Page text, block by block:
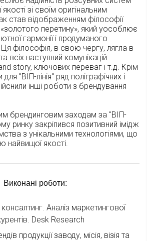
якості зі своїм оригінальним
став відображенням філософії
перетину», який уособлює
гармонії і продуманого
філософія, в свою чергу, лягла в
всіх наступний комунікацій:
story, ключових переваг і т.д. Крім
"ВІП-лінія" ряд поліграфічних і
інші роботи з брендування
брендинговим заходам за "ВІП-
ринку закріпився позитивний імідж
з унікальними технологіями, що
найвищої якості.
Виконані роботи:
Аналіз маркетингової
Desk Research
продукції заводу, місія, візія та